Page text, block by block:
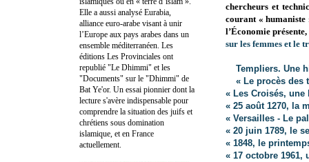
chercheurs et
courant «
l’Économie
sur les femmes et le
Templiers. Une
« Le procès des
« Les Croisés, une
« 25 août 1270, la
« Versailles - Le
« 20 juin 1789, le
« 1848, le
« 17 octobre 1961,
Elle a aussi analysé Eurabia,
alliance euro-arabe visant à unir
l’Europe aux pays arabes dans un
ensemble méditerranéen. Les
éditions Les Provinciales ont
republié "Le Dhimmi" et les
"Documents" sur le "Dhimmi" de
Bat Ye'or. Un essai pionnier dont la
lecture s'avère indispensable pour
comprendre la situation des juifs et
chrétiens sous domination
islamique, et en France
actuellement.